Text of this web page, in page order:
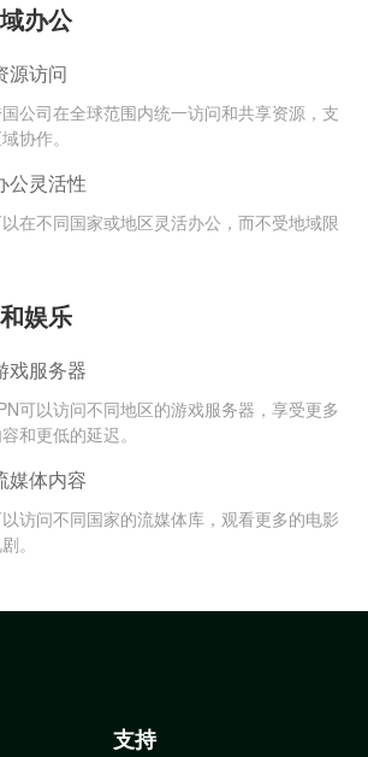
办公
源访问
公司在全球范围内统一访问和共享资源，支
协作。
公灵活性
在不同国家或地区灵活办公，而不受地域限
娱乐
戏服务器
可以访问不同地区的游戏服务器，享受更多
和更低的延迟。
媒体内容
访问不同国家的流媒体库，观看更多的电影
。
支持